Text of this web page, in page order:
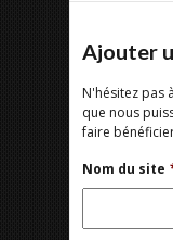
Ajouter
N'hésitez pas
que nous
faire
Nom du site